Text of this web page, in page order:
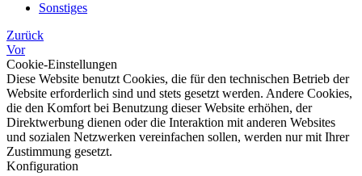
Sonstiges
Zurück
Vor
Cookie-Einstellungen
Diese Website benutzt Cookies, die für den technischen Betrieb der
Website erforderlich sind und stets gesetzt werden. Andere Cookies,
die den Komfort bei Benutzung dieser Website erhöhen, der
Direktwerbung dienen oder die Interaktion mit anderen Websites
und sozialen Netzwerken vereinfachen sollen, werden nur mit Ihrer
Zustimmung gesetzt.
Konfiguration